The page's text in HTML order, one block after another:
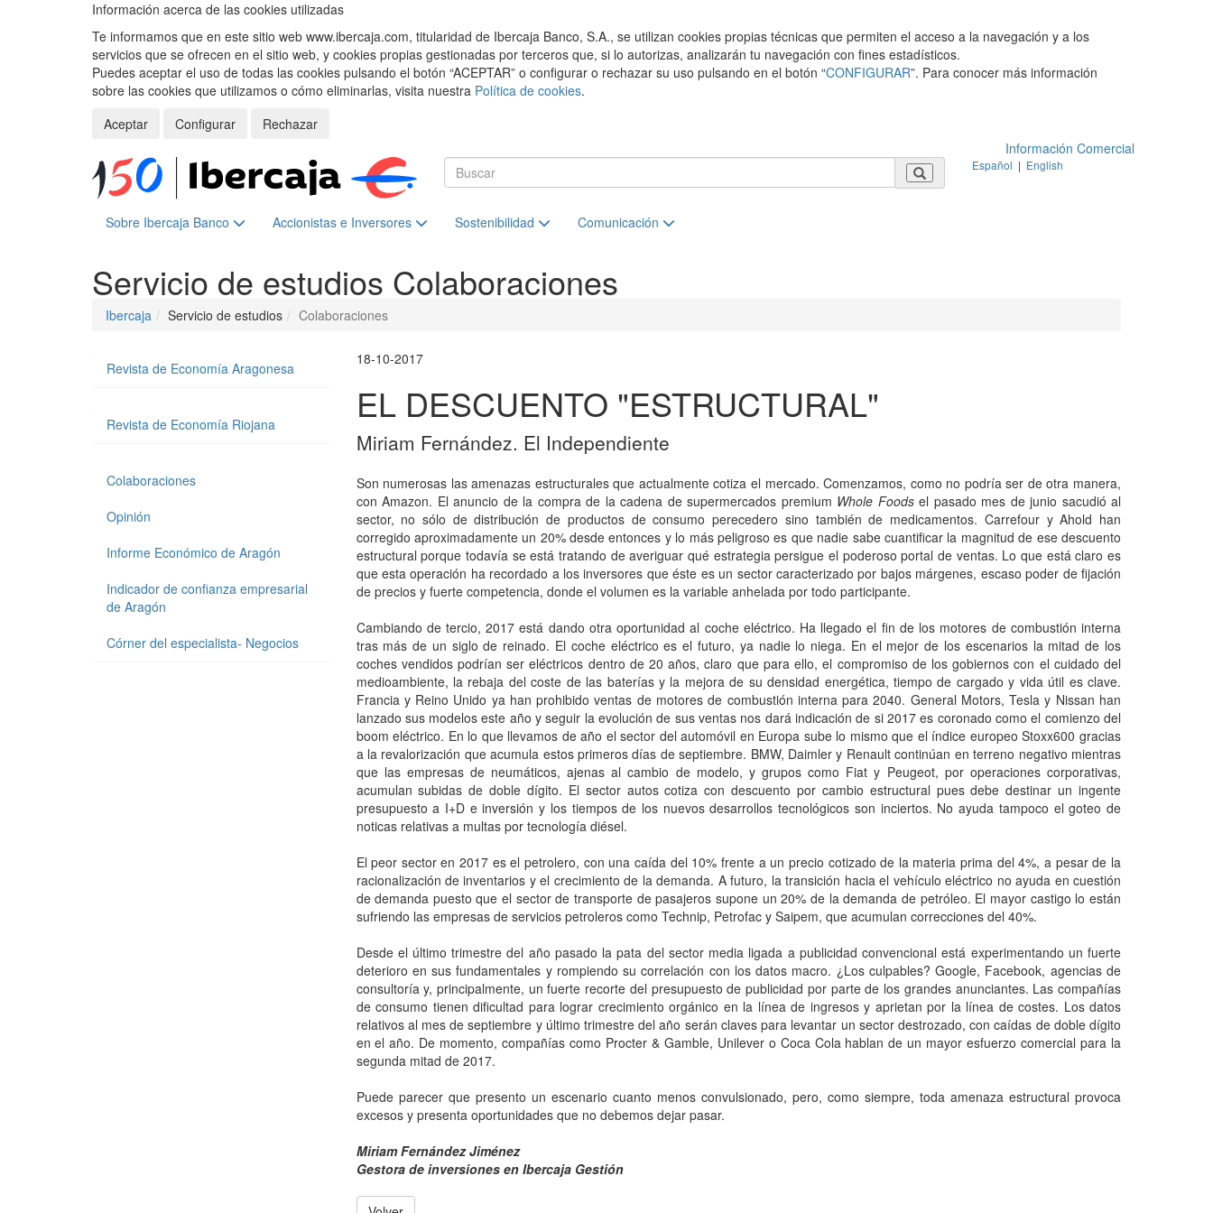
Información acerca de las cookies utilizadas
Te informamos que en este sitio web www.ibercaja.com, titularidad de Ibercaja Banco, S.A., se utilizan cookies propias técnicas que permiten el acceso a la navegación y a los
servicios que se ofrecen en el sitio web, y cookies propias gestionadas por terceros que, si lo autorizas, analizarán tu navegación con fines estadísticos.
Puedes aceptar el uso de todas las cookies pulsando el botón “ACEPTAR” o configurar o rechazar su uso pulsando en el botón “CONFIGURAR”. Para conocer más información
sobre las cookies que utilizamos o cómo eliminarlas, visita nuestra Política de cookies.
Aceptar
Configurar
Rechazar
Información Comercial
Español | English
Sobre Ibercaja Banco Accionistas e Inversores Sostenibilidad Comunicación
Servicio de estudios Colaboraciones
Ibercaja Servicio de estudios Colaboraciones
18-10-2017
EL DESCUENTO "ESTRUCTURAL"
Miriam Fernández. El Independiente
Son numerosas las amenazas estructurales que actualmente cotiza el mercado. Comenzamos, como no podría ser de otra manera,
con Amazon. El anuncio de la compra de la cadena de supermercados premium Whole Foodsel pasado mes de junio sacudió al
sector, no sólo de distribución de productos de consumo perecedero sino también de medicamentos. Carrefour y Ahold han
corregido aproximadamente un 20% desde entonces y lo más peligroso es que nadie sabe cuantificar la magnitud de ese descuento
estructural porque todavía se está tratando de averiguar qué estrategia persigue el poderoso portal de ventas. Lo que está claro es
que esta operación ha recordado a los inversores que éste es un sector caracterizado por bajos márgenes, escaso poder de fijación
de precios y fuerte competencia, donde el volumen es la variable anhelada por todo participante.
Cambiando de tercio, 2017 está dando otra oportunidad al coche eléctrico. Ha llegado el fin de los motores de combustión interna
tras más de un siglo de reinado. El coche eléctrico es el futuro, ya nadie lo niega. En el mejor de los escenarios la mitad de los
coches vendidos podrían ser eléctricos dentro de 20 años, claro que para ello, el compromiso de los gobiernos con el cuidado del
medioambiente, la rebaja del coste de las baterías y la mejora de su densidad energética, tiempo de cargado y vida útil es clave.
Francia y Reino Unido ya han prohibido ventas de motores de combustión interna para 2040. General Motors, Tesla y Nissan han
lanzado sus modelos este año y seguir la evolución de sus ventas nos dará indicación de si 2017 es coronado como el comienzo del
boom eléctrico. En lo que llevamos de año el sector del automóvil en Europa sube lo mismo que el índice europeo Stoxx600 gracias
a la revalorización que acumula estos primeros días de septiembre. BMW, Daimler y Renault continúan en terreno negativo mientras
que las empresas de neumáticos, ajenas al cambio de modelo, y grupos como Fiat y Peugeot, por operaciones corporativas,
acumulan subidas de doble dígito. El sector autos cotiza con descuento por cambio estructural pues debe destinar un ingente
presupuesto a I+D e inversión y los tiempos de los nuevos desarrollos tecnológicos son inciertos. No ayuda tampoco el goteo de
noticas relativas a multas por tecnología diésel.
El peor sector en 2017 es el petrolero, con una caída del 10% frente a un precio cotizado de la materia prima del 4%, a pesar de la
racionalización de inventarios y el crecimiento de la demanda. A futuro, la transición hacia el vehículo eléctrico no ayuda en cuestión
de demanda puesto que el sector de transporte de pasajeros supone un 20% de la demanda de petróleo. El mayor castigo lo están
sufriendo las empresas de servicios petroleros como Technip, Petrofac y Saipem, que acumulan correcciones del 40%.
Desde el último trimestre del año pasado la pata del sector media ligada a publicidad convencional está experimentando un fuerte
deterioro en sus fundamentales y rompiendo su correlación con los datos macro. ¿Los culpables? Google, Facebook, agencias de
consultoría y, principalmente, un fuerte recorte del presupuesto de publicidad por parte de los grandes anunciantes. Las compañías
de consumo tienen dificultad para lograr crecimiento orgánico en la línea de ingresos y aprietan por la línea de costes. Los datos
relativos al mes de septiembre y último trimestre del año serán claves para levantar un sector destrozado, con caídas de doble dígito
en el año. De momento, compañías como Procter & Gamble, Unilever o Coca Cola hablan de un mayor esfuerzo comercial para la
segunda mitad de 2017.
Puede parecer que presento un escenario cuanto menos convulsionado, pero, como siempre, toda amenaza estructural provoca
excesos y presenta oportunidades que no debemos dejar pasar.
Miriam Fernández Jiménez
Gestora de inversiones en Ibercaja Gestión
Revista de Economía Aragonesa
Revista de Economía Riojana
Colaboraciones
Opinión
Informe Económico de Aragón
Indicador de confianza empresarial
de Aragón
Córner del especialista- Negocios